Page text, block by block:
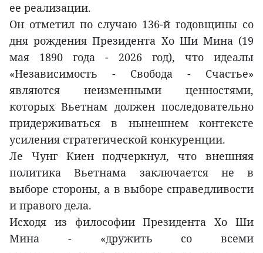
ее реализации.
Он отметил по случаю 136-й годовщины со
дня рождения Президента Хо Ши Мина (19
мая 1890 года - 2026 год), что идеалы
«Независимость - Свобода - Счастье»
являются неизменными ценностями,
которых Вьетнам должен последовательно
придерживаться в нынешнем контексте
усиления стратегической конкуренции.
Ле Чунг Киен подчеркнул, что внешняя
политика Вьетнама заключается не в
выборе стороны, а в выборе справедливости
и правого дела.
Исходя из философии Президента Хо Ши
Мина - «дружить со всеми